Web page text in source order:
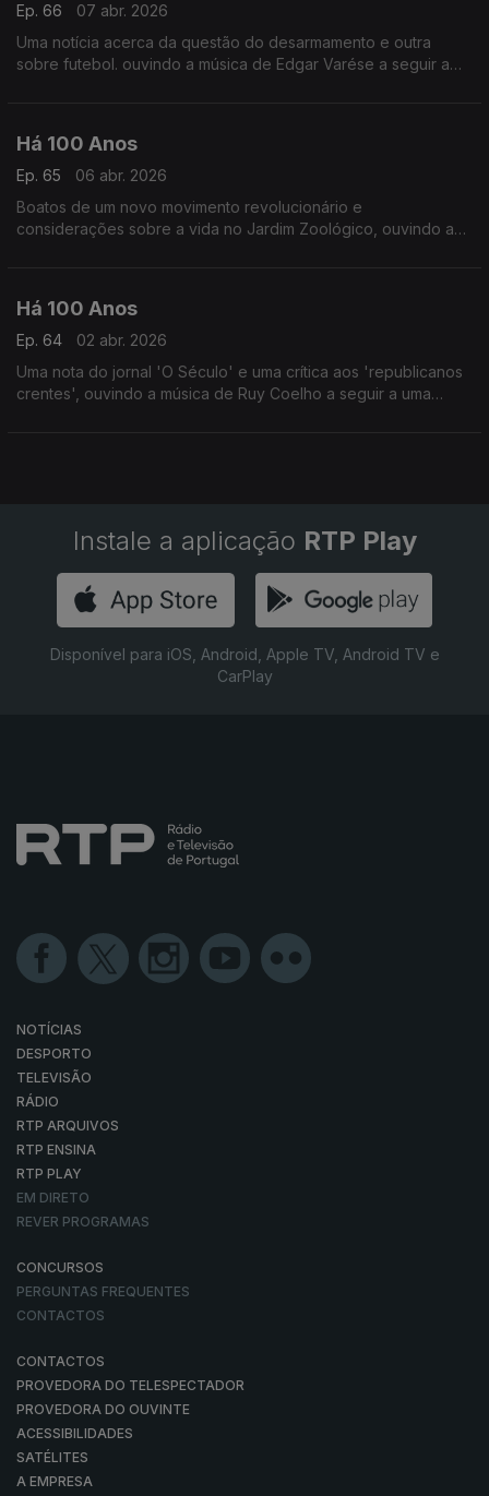
Ep. 66
07 abr. 2026
Uma notícia acerca da questão do desarmamento e outra
sobre futebol. ouvindo a música de Edgar Varése a seguir a
Há 100 Anos
Ep. 65
06 abr. 2026
Boatos de um novo movimento revolucionário e
considerações sobre a vida no Jardim Zoológico, ouvindo a
Há 100 Anos
Ep. 64
02 abr. 2026
Uma nota do jornal 'O Século' e uma crítica aos 'republicanos
crentes', ouvindo a música de Ruy Coelho a seguir a uma
Instale a aplicação RTP Play
Disponível para iOS, Android, Apple TV, Android TV e
CarPlay
NOTÍCIAS
DESPORTO
TELEVISÃO
RÁDIO
RTP ARQUIVOS
RTP ENSINA
RTP PLAY
EM DIRETO
REVER PROGRAMAS
CONCURSOS
PERGUNTAS FREQUENTES
CONTACTOS
CONTACTOS
PROVEDORA DO TELESPECTADOR
PROVEDORA DO OUVINTE
ACESSIBILIDADES
SATÉLITES
A EMPRESA